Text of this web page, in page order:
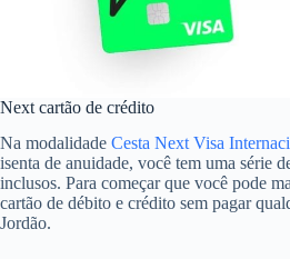
Next cartão de crédito
Na modalidade Cesta Next Visa
isenta de anuidade, você tem uma série
inclusos. Para começar que você pode
cartão de débito e crédito sem pagar
Jordão.